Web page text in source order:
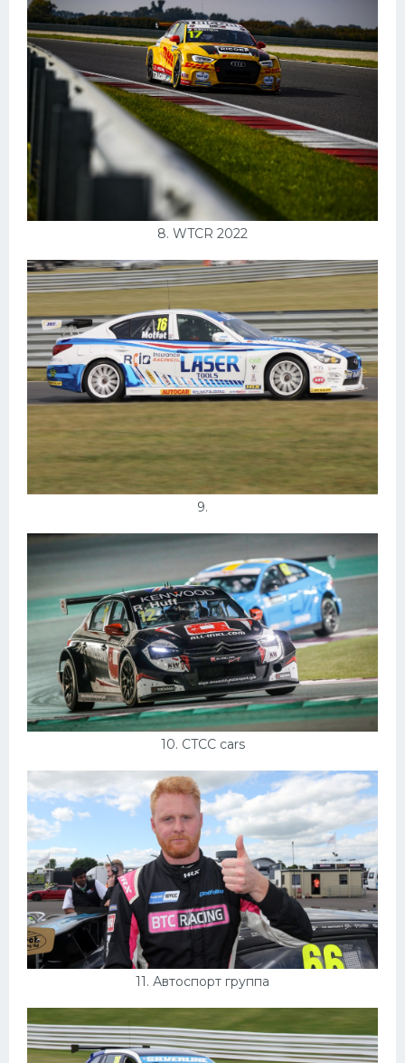
8. WTCR 2022
9.
10. CTCC cars
11. Автоспорт группа